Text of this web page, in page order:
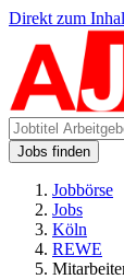
Direkt zum
Jobs finden
Jobbörse
Jobs
Köln
REWE